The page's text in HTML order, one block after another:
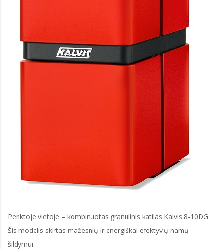
Penktoje vietoje – kombinuotas granulinis katilas Kalvis 8-10DG.
Šis modelis skirtas mažesnių ir energiškai efektyvių namų
šildymui.